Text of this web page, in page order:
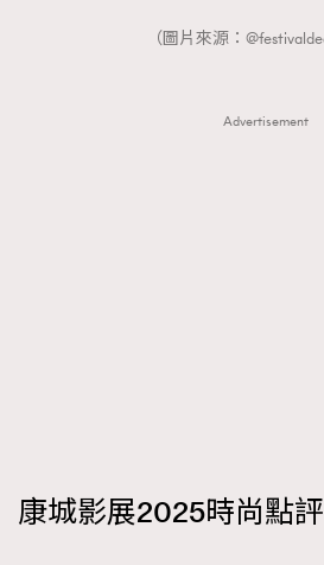
（圖片來源：
Advertisement
康城影展2025時尚點